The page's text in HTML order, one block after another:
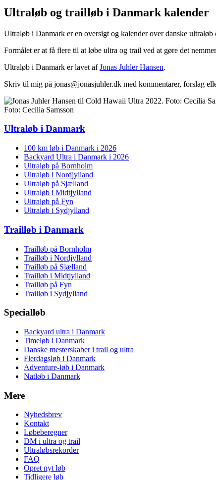
Ultraløb og trailløb i Danmark kalender
Ultraløb i Danmark er en oversigt og kalender over danske ultraløb
Formålet er at få flere til at løbe ultra og trail ved at gøre det
Ultraløb i Danmark er lavet afJonas Juhler Hansen.
Skriv til mig på jonas@jonasjuhler.dk med kommentarer, forslag
Foto: Cecilia Samsson
Ultraløb i Danmark
100 km løb i Danmark i 2026
Backyard Ultra i Danmark i 2026
Ultraløb på Bornholm
Ultraløb i Nordjylland
Ultraløb på Sjælland
Ultraløb i Midtjylland
Ultraløb på Fyn
Ultraløb i Sydjylland
Trailløb i Danmark
Trailløb på Bornholm
Trailløb i Nordjylland
Trailløb på Sjælland
Trailløb i Midtjylland
Trailløb på Fyn
Trailløb i Sydjylland
Specialløb
Backyard ultra i Danmark
Timeløb i Danmark
Danske mesterskaber i trail og ultra
Flerdagsløb i Danmark
Adventure-løb i Danmark
Natløb i Danmark
Mere
Nyhedsbrev
Kontakt
Løbeberegner
DM i ultra og trail
Ultraløbsrekorder
FAQ
Opret nyt løb
Tidligere løb